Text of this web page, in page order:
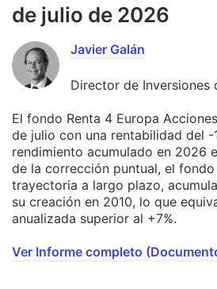
de julio de 2026
Javier Galán
Director de Inversiones
El fondo Renta 4 Europa
de julio con una rentabilidad del -
rendimiento acumulado en 2026
de la corrección puntual, el
trayectoria a largo plazo,
su creación en 2010, lo que
anualizada superior al +7%.
Ver Informe completo